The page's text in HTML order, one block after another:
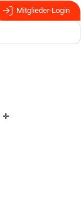
Mitglieder-Login